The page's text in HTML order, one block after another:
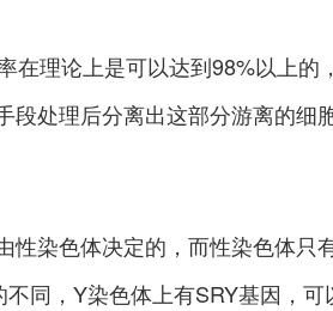
理论上是可以达到98%以上的
段处理后分离出这部分游离的细
性染色体决定的，而性染色体只
同，Y染色体上有SRY基因，